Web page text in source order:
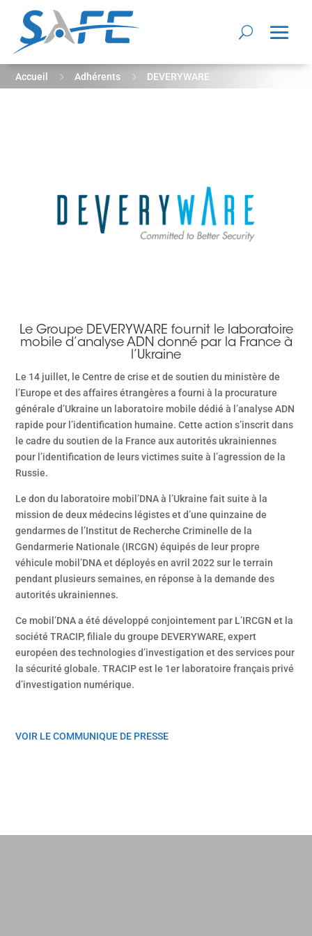
Accueil 5 Adhérents 5 DEVERYWARE
Le Groupe DEVERYWARE fournit le laboratoire
mobile d’analyse ADN donné par la France à
l’Ukraine
Le 14 juillet, le Centre de crise et de soutien du ministère de
l’Europe et des affaires étrangères a fourni à la procurature
générale d’Ukraine un laboratoire mobile dédié à l’analyse ADN
rapide pour l’identification humaine. Cette action s’inscrit dans
le cadre du soutien de la France aux autorités ukrainiennes
pour l’identification de leurs victimes suite à l’agression de la
Russie.
Le don du laboratoire mobil’DNA à l’Ukraine fait suite à la
mission de deux médecins légistes et d’une quinzaine de
gendarmes de l’Institut de Recherche Criminelle de la
Gendarmerie Nationale (IRCGN) équipés de leur propre
véhicule mobil’DNA et déployés en avril 2022 sur le terrain
pendant plusieurs semaines, en réponse à la demande des
autorités ukrainiennes.
Ce mobil’DNA a été développé conjointement par L’IRCGN et la
société TRACIP, filiale du groupe DEVERYWARE, expert
européen des technologies d’investigation et des services pour
la sécurité globale. TRACIP est le 1er laboratoire français privé
d’investigation numérique.
VOIR LE COMMUNIQUE DE PRESSE